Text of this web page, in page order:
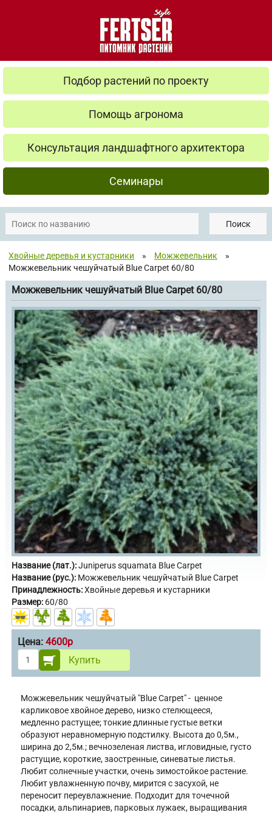
Подбор растений по проекту
Помощь агронома
Консультация ландшафтного архитектора
Семинары
Поиск
Хвойные деревья и кустарники » Можжевельник
»
Можжевельник чешуйчатый Blue Carpet 60/80
Можжевельник чешуйчатый Blue Carpet 60/80
Название (лат.):Juniperus squamata Blue Carpet
Название (рус.): Можжевельник чешуйчатый Blue Carpet
Принадлежность:Хвойные деревья и кустарники
Размер: 60/80
Цена: 4600р
Купить
Можжевельник чешуйчатый "Blue Carpet" - ценное
карликовое хвойное дерево, низко стелющееся,
медленно растущее; тонкие длинные густые ветки
образуют неравномерную подстилку. Высота до 0,5м.,
ширина до 2,5м.; вечнозеленая листва, игловидные, густо
растущие, короткие, заостренные, синеватые листья.
Любит солнечные участки, очень зимостойкое растение.
Любит увлажненную почву, мирится с засухой, не
переносит переувлажнение. Подходит для точечной
посадки, альпинариев, парковых лужаек, выращивания